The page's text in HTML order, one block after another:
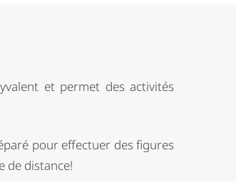
et permet des activités
pour effectuer des figures
de distance!